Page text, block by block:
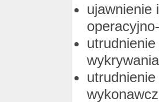
ujawnienie